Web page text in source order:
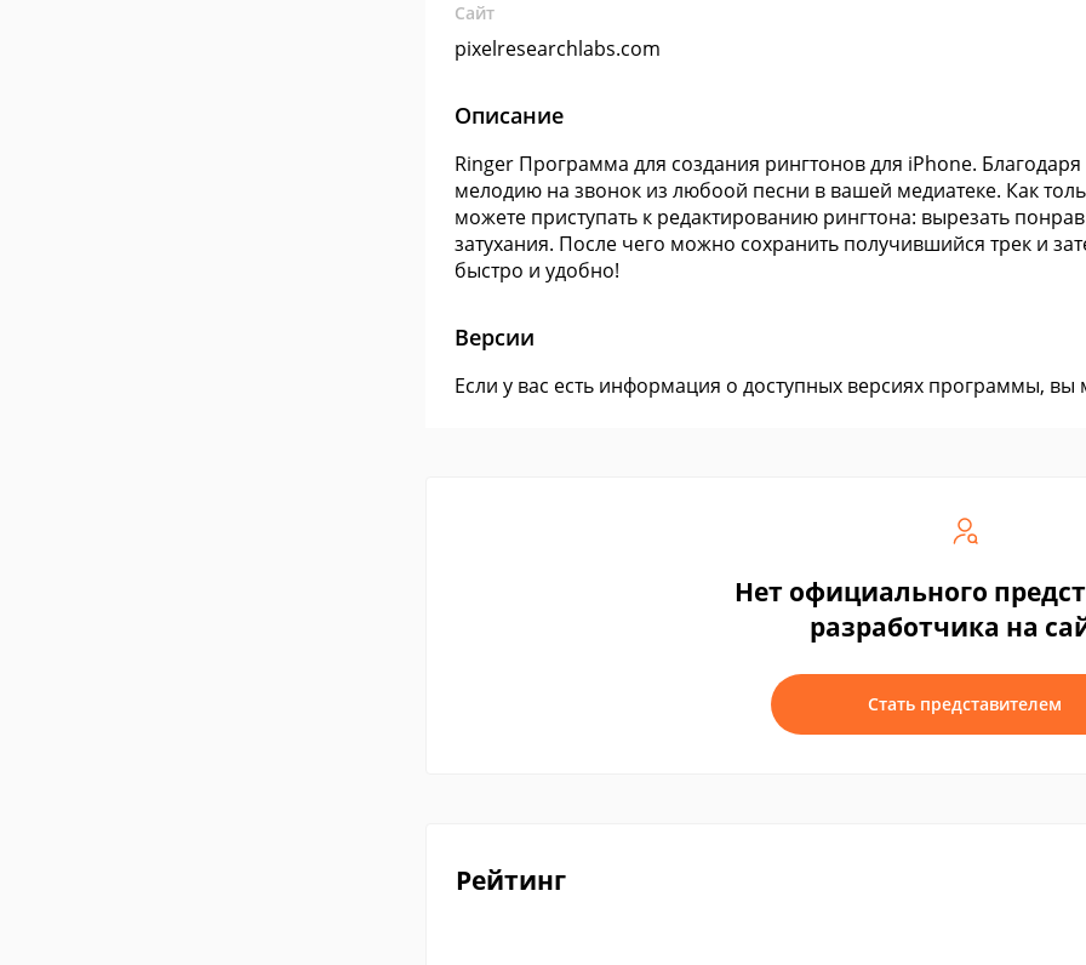
Сайт
pixelresearchlabs.com
Описание
Ringer Программа для создания рингтонов для iPhone.
мелодию на звонок из любоой песни в вашей медиатеке. Как
можете приступать к редактированию рингтона: вырезать
затухания. После чего можно сохранить получившийся трек и
быстро и удобно!
Версии
Если у вас есть информация о доступных версиях программы,
Нет официального
разработчика на
Стать представителем
Рейтинг